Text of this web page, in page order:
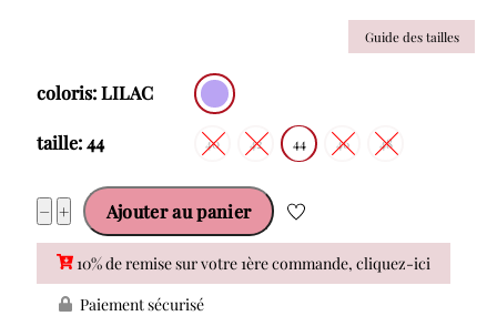
Guide des tailles
coloris: LILAC
taille: 44 40 42 44 46 48
− quantité
de
PRIMA
DONNA
+ Ajouter au panier
10% de remise sur votre 1ère commande, cliquez-ici
Paiement sécurisé